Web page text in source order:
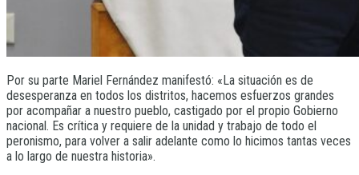
Por su parte Mariel Fernández manifestó: «La situación es de
desesperanza en todos los distritos, hacemos esfuerzos grandes
por acompañar a nuestro pueblo, castigado por el propio Gobierno
nacional. Es crítica y requiere de la unidad y trabajo de todo el
peronismo, para volver a salir adelante como lo hicimos tantas veces
a lo largo de nuestra historia».